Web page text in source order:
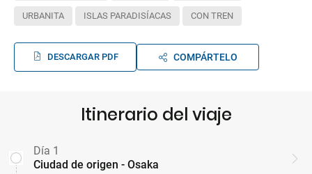
URBANITA ISLAS PARADISÍACAS CON TREN
DESCARGAR PDF COMPÁRTELO
Itinerario del viaje
Día 1
Ciudad de origen - Osaka